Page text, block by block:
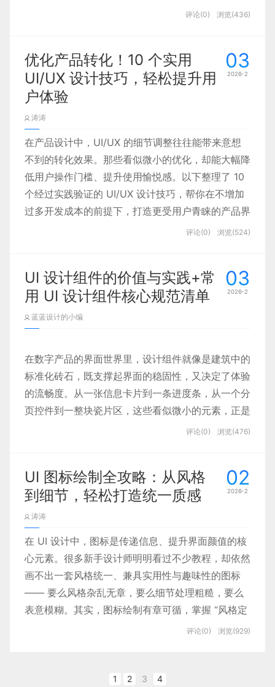
若 AI 产品继续沿用纯蓝色，极易在同质化竞争中被
淹没，而蓝紫色则成为最具性价比的破局方案。一方
会让用户产生陌生感；另一方面，鲜艳的蓝紫渐变自
带强烈视觉吸引力，能营造出未来感与现代感，快速
抓住用户眼球。随着越来越多 AI 产品采用这一配
色，蓝紫色逐渐成为行业视觉约定，帮助用户快速识
别 AI 工具与相关内容。
统的橙红色，也未跟风科技圈的纯蓝色，转而采用青
蓝到亮紫的渐变设计，从 logo、页面 UI 到宣传海
报，均贯穿蓝紫色调。既与其他 AI 产品形成差异化
辨识度，又牢牢扎根于大众对 “科技色调” 的认知，
适配多场景使用需求
AI 产品需适配手机、电脑等多终端的日常使用，而
蓝紫色恰好是数字场景的 “理想配色”，经得住各类
屏幕与使用场景的考验。
其一，显示效果友好。蓝紫色在屏幕上不会像红、黄
色那般刺眼，也不会因过浅而模糊不清，尤其是渐变
距划分标题、正文、辅助信息层级，留白充足，让
界面 “呼吸感” 拉满。
图标与控件
：统一线性 / 面性图标风格，按钮、输
入框、卡片等控件采用纯色填充 + 统一圆角，无
多余装饰，交互反馈清晰（颜色变化、透明度变
化）。
2. 行业化定制，让扁平设计更 “接地气”
B 端后台系统 ：侧重信息密度与操作效率，用色
块、卡片划分功能模块，简化复杂表单，让运维、
管理类用户高效完成任务。
洁的图形引导交互，适配移动端小屏特性，提升用
户留存与转化。
工业软件 / 医疗设备界面：兼顾专业性与安全性，
扁平设计减少视觉干扰，突出关键数据与操作按
还是选 B” 的二元题，而是围绕用户价值、产品目标
评论(0) 浏览(436)
03
2026-2
优化产品转化！10 个实用
UI/UX 设计技巧，轻松提升用
户体验
涛涛
在产品设计中，UI/UX 的细节调整往往能带来意想
不到的转化效果。那些看似微小的优化，却能大幅降
低用户操作门槛、提升使用愉悦感。以下整理了 10
个经过实践验证的 UI/UX 设计技巧，帮你在不增加
过多开发成本的前提下，打造更受用户青睐的产品界
评论(0) 浏览(524)
03
2026-2
UI 设计组件的价值与实践+常
用 UI 设计组件核心规范清单
蓝蓝设计的小编
在数字产品的界面世界里，设计组件就像是建筑中的
标准化砖石，既支撑起界面的稳固性，又决定了体验
的流畅度。从一张信息卡片到一条进度条，从一个分
页控件到一整块瓷片区，这些看似微小的元素，正是
构成优秀 UI 的基石。兰亭妙微的设计和开发工程师
一、设计组件：不止是 “零
件”，更是体验的骨架
设计组件并非孤立的视觉元素，而是具备可复用性、
一致性、可扩展性的功能单元。它们不仅能让设计师
从重复劳动中解放出来，更能让用户在不同产品、不
同页面间建立稳定的认知逻辑。
评论(0) 浏览(476)
02
2026-2
UI 图标绘制全攻略：从风格
到细节，轻松打造统一质感
涛涛
在 UI 设计中，图标是传递信息、提升界面颜值的核
心元素。很多新手设计师明明看过不少教程，却依然
画不出一套风格统一、兼具实用性与趣味性的图标
—— 要么风格杂乱无章，要么细节处理粗糙，要么
表意模糊。其实，图标绘制有章可循，掌握 “风格定
位、统一规范、造型方法、细节优化” 四大核心，就
评论(0) 浏览(929)
1 2 3 4